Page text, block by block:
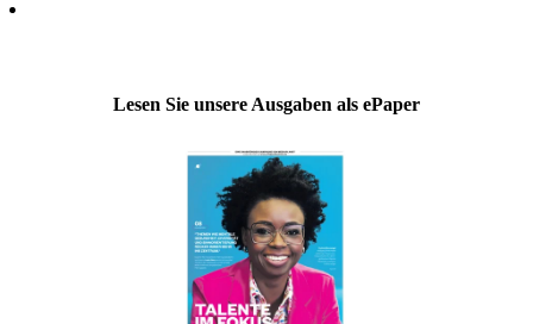
Lesen Sie unsere Ausgaben als ePaper